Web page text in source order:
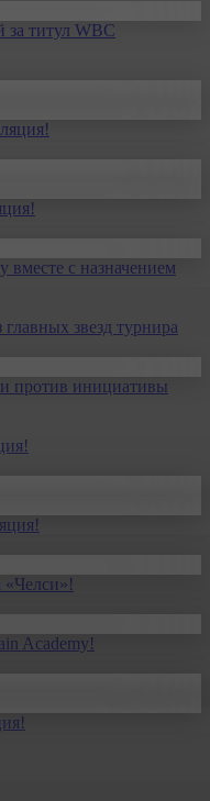
титул WBC
с назначением
звезд турнира
инициативы
«Челси»!
Academy!